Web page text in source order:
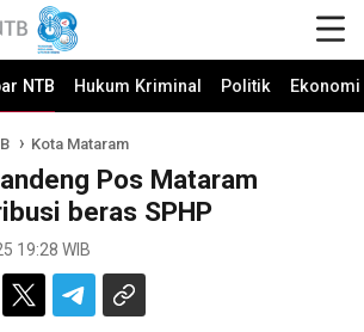
NTB Hukum Kriminal Politik
Kota Mataram
Pos Mataram
beras SPHP
19:28 WIB